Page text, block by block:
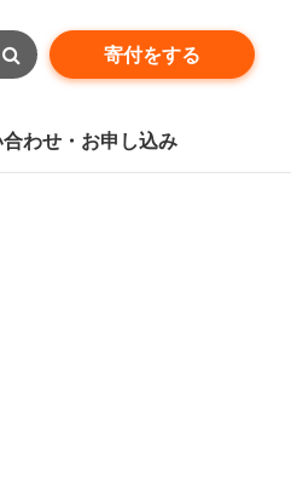
寄付をする
合わせ・お申し込み